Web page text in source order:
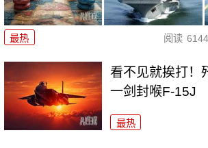
最热 阅读 6144
看不见就挨打！
一剑封喉F-15J
最热